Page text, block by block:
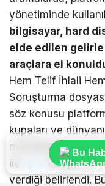
yönetiminde
bilgisayar, hard
elde edilen gelirle
araçlara el
Hem Telif İhlali
Soruşturma
söz konusu
kupaları ve
müsabakaları
ile
kulüplerine
verdiği belirlendi.
Bu